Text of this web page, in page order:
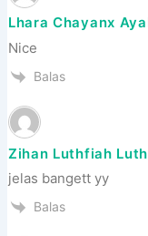
Lhara Chayanx
Nice
Balas
Zihan Luthfiah
jelas bangett yy
Balas